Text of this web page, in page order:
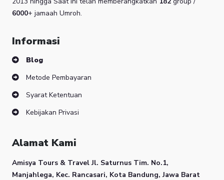
6000+ jamaah Umroh.
Informasi
Blog
Metode Pembayaran
Syarat Ketentuan
Kebijakan Privasi
Alamat Kami
Amisya Tours & TravelJl. Saturnus Tim. No.1,
Manjahlega, Kec. Rancasari, Kota Bandung, Jawa Barat